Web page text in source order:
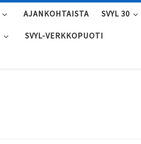
AJANKOHTAISTA SVYL 30
SVYL-VERKKOPUOTI